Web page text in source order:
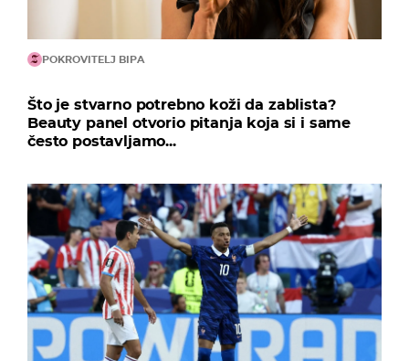
POKROVITELJ BIPA
Što je stvarno potrebno koži da zablista?
Beauty panel otvorio pitanja koja si i same
često postavljamo...